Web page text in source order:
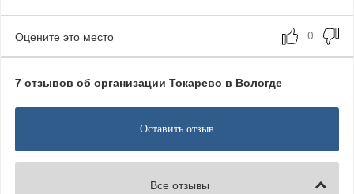
Оцените это место
7 отзывов об организации Токарево в Вологде
Оставить отзыв
Все отзывы